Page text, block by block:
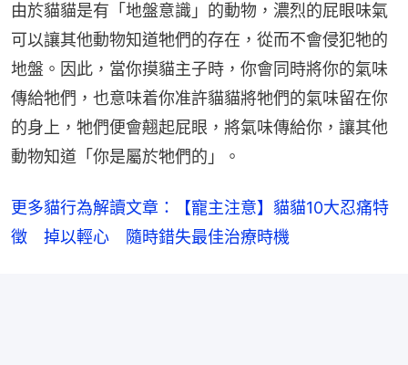
由於貓貓是有「地盤意識」的動物，濃烈的屁眼味氣
可以讓其他動物知道牠們的存在，從而不會侵犯牠的
地盤。因此，當你摸貓主子時，你會同時將你的氣味
傳給牠們，也意味着你准許貓貓將牠們的氣味留在你
的身上，牠們便會翹起屁眼，將氣味傳給你，讓其他
動物知道「你是屬於牠們的」。
更多貓行為解讀文章：【寵主注意】貓貓10大忍痛特
徵　掉以輕心　隨時錯失最佳治療時機